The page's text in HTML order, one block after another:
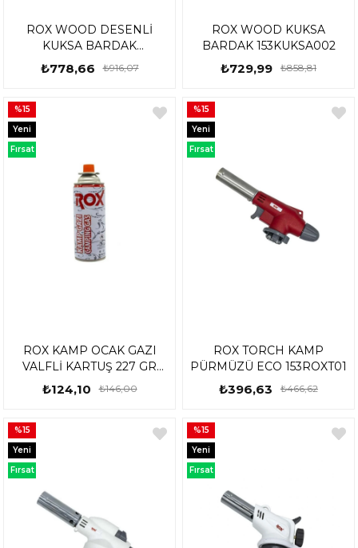
ROX WOOD DESENLİ
KUKSA BARDAK
153KUKSA001
₺778,66 ₺916,07
ROX WOOD KUKSA
BARDAK 153KUKSA002
₺729,99 ₺858,81
ROX KAMP OCAK GAZI
VALFLİ KARTUŞ 227 GR
153ROX6326
₺124,10 ₺146,00
%15
Yeni
Ürün
Fırsat
ROX TORCH KAMP
PÜRMÜZÜ ECO 153ROXT01
₺396,63 ₺466,62
%15
Yeni
Ürün
Fırsat
%15
Yeni
Ürün
Fırsat
%15
Yeni
Ürün
Fırsat